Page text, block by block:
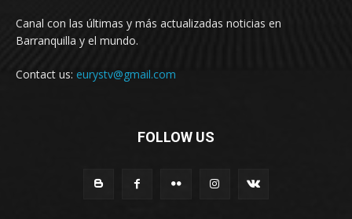
Canal con las últimas y más actualizadas noticias en
Barranquilla y el mundo.
Contact us: eurystv@gmail.com
FOLLOW US